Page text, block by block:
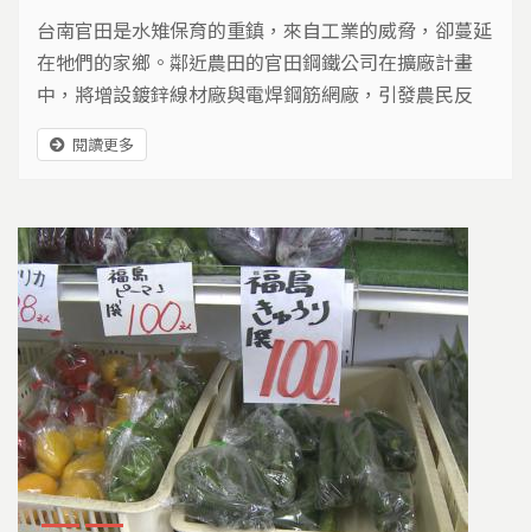
台南官田是水雉保育的重鎮，來自工業的威脅，卻蔓延
在牠們的家鄉。鄰近農田的官田鋼鐵公司在擴廠計畫
中，將增設鍍鋅線材廠與電焊鋼筋網廠，引發農民反
彈。當農地遇上鋼鐵，激動的農民聲嘶力竭，他們害怕
什麼，需要什麼？永續的未來，該怎麼捍衛？
閱讀更多